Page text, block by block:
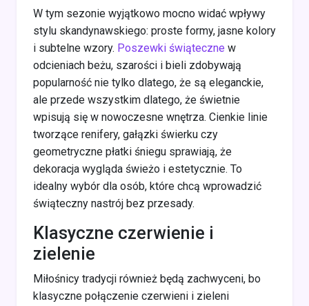
W tym sezonie wyjątkowo mocno widać wpływy
stylu skandynawskiego: proste formy, jasne kolory
i subtelne wzory. Poszewki świąteczne w
odcieniach beżu, szarości i bieli zdobywają
popularność nie tylko dlatego, że są eleganckie,
ale przede wszystkim dlatego, że świetnie
wpisują się w nowoczesne wnętrza. Cienkie linie
tworzące renifery, gałązki świerku czy
geometryczne płatki śniegu sprawiają, że
dekoracja wygląda świeżo i estetycznie. To
idealny wybór dla osób, które chcą wprowadzić
świąteczny nastrój bez przesady.
Klasyczne czerwienie i
zielenie
Miłośnicy tradycji również będą zachwyceni, bo
klasyczne połączenie czerwieni i zieleni